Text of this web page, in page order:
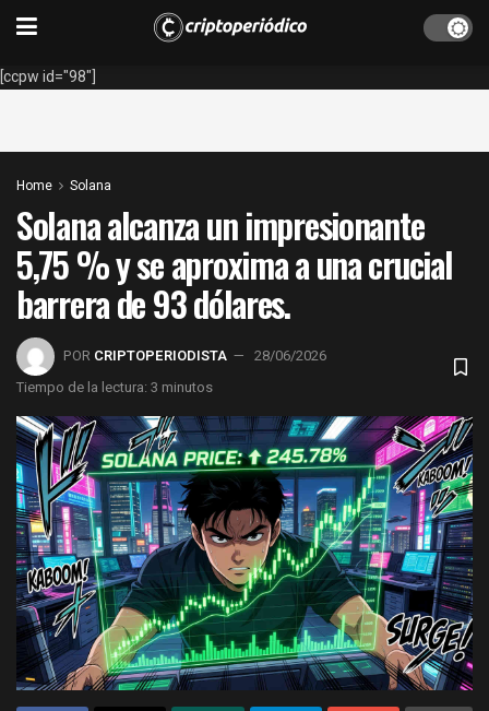
[ccpw id="98"]
Home Solana
Solana alcanza un impresionante
5,75 % y se aproxima a una crucial
barrera de 93 dólares.
POR CRIPTOPERIODISTA
28/06/2026
Tiempo de la lectura: 3 minutos